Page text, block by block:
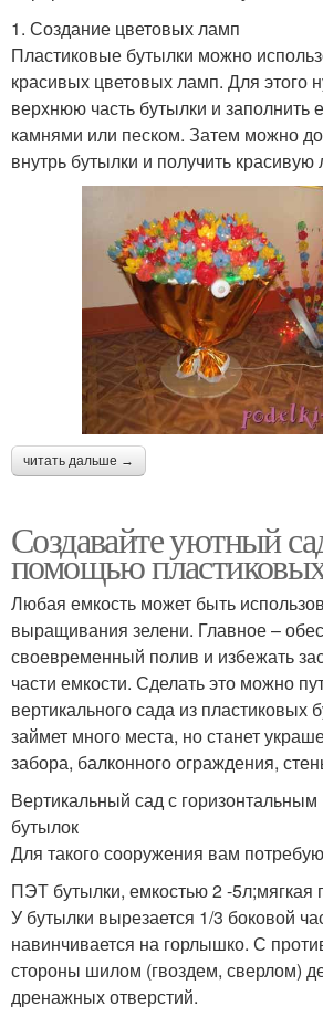
1. Создание цветовых ламп
Пластиковые бутылки можно
красивых цветовых ламп. Для этого
верхнюю часть бутылки и заполнить
камнями или песком. Затем можно
внутрь бутылки и получить
читать дальше →
Создавайте уютный
помощью
Любая емкость может быть
выращивания зелени. Главное –
своевременный полив и избежать
части емкости. Сделать это можно
вертикального сада из пластиковых
займет много места, но станет
забора, балконного ограждения,
Вертикальный сад с
бутылок
Для такого сооружения вам
ПЭТ бутылки, емкостью 2 -5л;мягкая
У бутылки вырезается 1/3 боковой
навинчивается на горлышко. С
стороны шилом (гвоздем, сверлом)
дренажных отверстий.